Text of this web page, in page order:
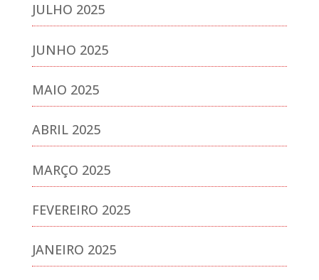
JULHO 2025
JUNHO 2025
MAIO 2025
ABRIL 2025
MARÇO 2025
FEVEREIRO 2025
JANEIRO 2025